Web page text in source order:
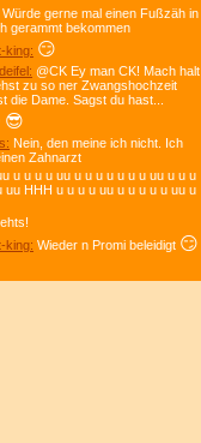
Würde gerne mal einen Fußzäh in
gerammt bekommen
king: 😏
@CK Ey man CK! Mach halt
zu so ner Zwangshochzeit
die Dame. Sagst du hast...
😎
Nein, den meine ich nicht. Ich
Zahnarzt
u u u u uu u u u u u u u uu u u u
uu HHH u u u u uu u u u u u uu u
king: Wieder n Promi beleidigt 😏